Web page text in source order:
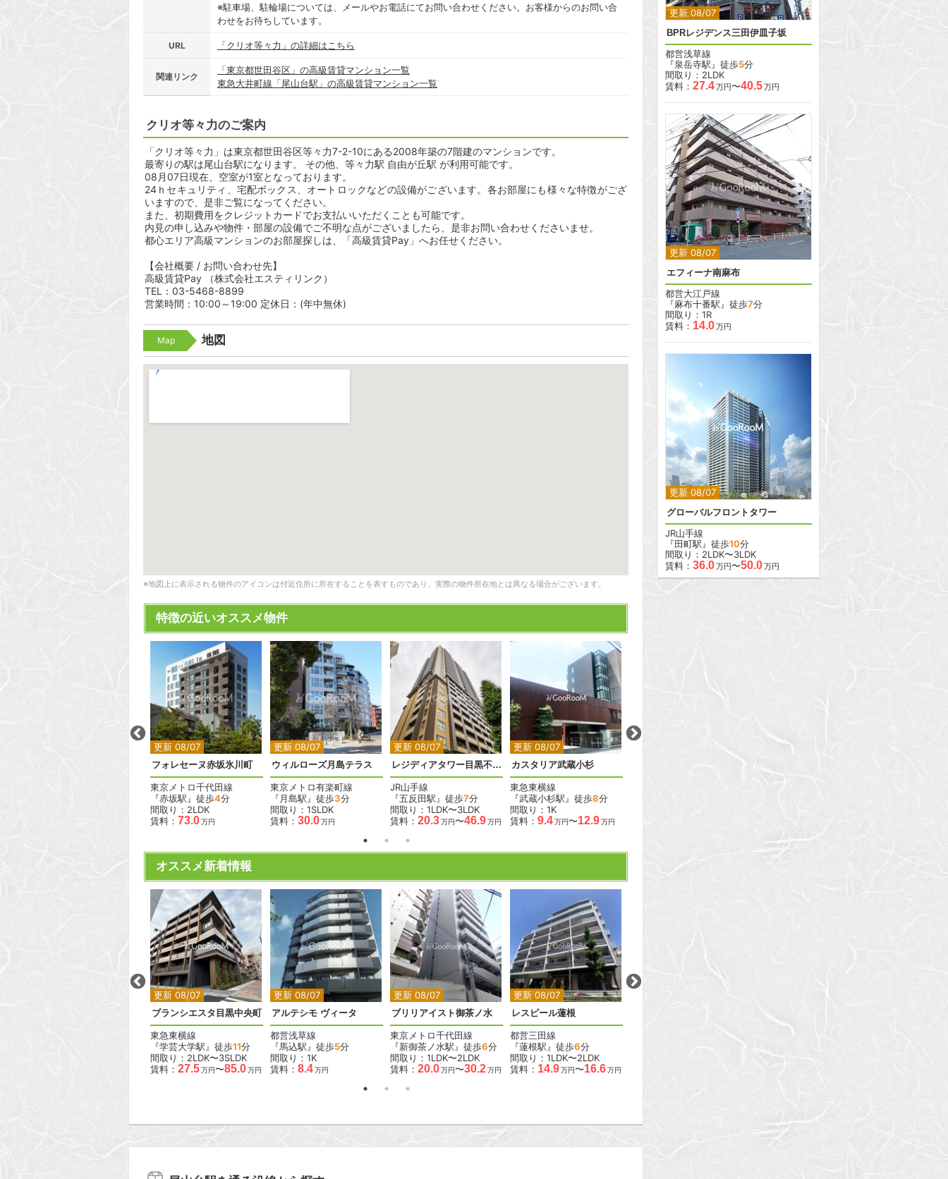
※駐車場、駐輪場については、メールやお電話にてお問い合わせください。お客様からのお問い合
わせをお待ちしています。
URL 「クリオ等々力」の詳細はこちら
関連リンク
「東京都世田谷区」の高級賃貸マンション一覧
東急大井町線「尾山台駅」の高級賃貸マンション一覧
クリオ等々力のご案内
「クリオ等々力」は東京都世田谷区等々力7-2-10にある2008年築の7階建のマンションです。
最寄りの駅は尾山台駅になります。 その他、等々力駅 自由が丘駅 が利用可能です。
08月07日現在、空室が1室となっております。
24ｈセキュリティ、宅配ボックス、オートロックなどの設備がございます。各お部屋にも様々な特徴がござ
いますので、是非ご覧になってください。
また、初期費用をクレジットカードでお支払いいただくことも可能です。
内見の申し込みや物件・部屋の設備でご不明な点がございましたら、是非お問い合わせくださいませ。
都心エリア高級マンションのお部屋探しは、「高級賃貸Pay」へお任せください。
【会社概要 / お問い合わせ先】
高級賃貸Pay （株式会社エスティリンク）
TEL：03-5468-8899
営業時間：10:00～19:00 定休日：(年中無休)
Map 地図
※地図上に表示される物件のアイコンは付近住所に所在することを表すものであり、実際の物件所在地とは異なる場合がございます。
特徴の近いオススメ物件
更新 08/07
2
フォレセーヌ赤坂氷川町
東京メトロ千代田線
『赤坂駅』徒歩4分
間取り：2LDK
賃料： 73.0万円
更新 08/07
2
ウィルローズ月島テラス
東京メトロ有楽町線
『月島駅』徒歩3分
間取り：1SLDK
賃料： 30.0万円
更新 08/07
2 2
レジディアタワー目黒不動前
JR山手線
『五反田駅』徒歩7分
間取り：1LDK〜3LDK
賃料： 20.3万円〜46.9万円
更新 08/07
2
カスタリア武蔵小杉
東急東横線
『武蔵小杉駅』徒歩8分
間取り：1K
賃料： 9.4万円〜12.9万円
更新 08/07
東急目黒線
間取り：1LDK
14.8
オススメ新着情報
更新 08/07
2
ブランシエスタ目黒中央町
東急東横線
『学芸大学駅』徒歩11分
間取り：2LDK〜3SLDK
賃料： 27.5万円〜85.0万円
更新 08/07
2
アルテシモ ヴィータ
都営浅草線
『馬込駅』徒歩5分
間取り：1K
賃料： 8.4万円
更新 08/07
2
ブリリアイスト御茶ノ水
東京メトロ千代田線
『新御茶ノ水駅』徒歩6分
間取り：1LDK〜2LDK
賃料： 20.0万円〜30.2万円
更新 08/07
2 2
レスピール蓮根
都営三田線
『蓮根駅』徒歩6分
間取り：1LDK〜2LDK
賃料： 14.9万円〜16.6万円
シティインデックス神田
『岩本町駅』徒歩
間取り：1LDK
賃料：
更新 08/07
BPRレジデンス三田伊皿子坂
都営浅草線
『泉岳寺駅』徒歩5分
間取り：2LDK
賃料： 27.4万円〜40.5万円
更新 08/07
2
エフィーナ南麻布
都営大江戸線
『麻布十番駅』徒歩7分
間取り：1R
賃料： 14.0万円
更新 08/07
2
グローバルフロントタワー
JR山手線
『田町駅』徒歩10分
間取り：2LDK〜3LDK
賃料： 36.0万円〜50.0万円